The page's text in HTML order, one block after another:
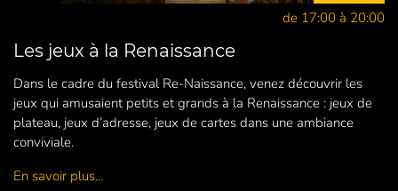
de 17:00 à 20:00
Les jeux à la Renaissance
Dans le cadre du festival Re-Naissance, venez découvrir les
jeux qui amusaient petits et grands à la Renaissance : jeux de
plateau, jeux d’adresse, jeux de cartes dans une ambiance
conviviale.
En savoir plus...